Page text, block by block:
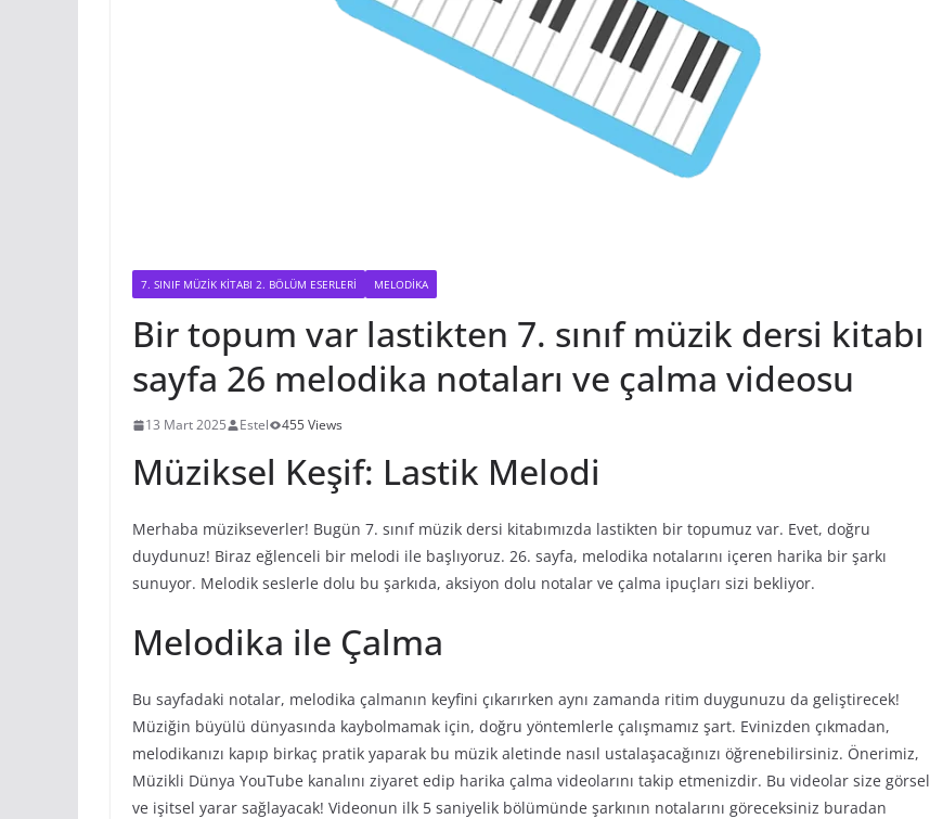
7. SINIF MÜZIK KITABI 2. BÖLÜM ESERLERI MELODIKA
Bir topum var lastikten 7. sınıf müzik dersi kitabı
sayfa 26 melodika notaları ve çalma videosu
13 Mart 2025 Estel 455 Views
Müziksel Keşif: Lastik Melodi
Merhaba müzikseverler! Bugün 7. sınıf müzik dersi kitabımızda lastikten bir topumuz var. Evet, doğru
duydunuz! Biraz eğlenceli bir melodi ile başlıyoruz. 26. sayfa, melodika notalarını içeren harika bir şarkı
sunuyor. Melodik seslerle dolu bu şarkıda, aksiyon dolu notalar ve çalma ipuçları sizi bekliyor.
Melodika ile Çalma
Bu sayfadaki notalar, melodika çalmanın keyfini çıkarırken aynı zamanda ritim duygunuzu da geliştirecek!
Müziğin büyülü dünyasında kaybolmamak için, doğru yöntemlerle çalışmamız şart. Evinizden çıkmadan,
melodikanızı kapıp birkaç pratik yaparak bu müzik aletinde nasıl ustalaşacağınızı öğrenebilirsiniz. Önerimiz,
Müzikli Dünya YouTube kanalını ziyaret edip harika çalma videolarını takip etmenizdir. Bu videolar size görsel
ve işitsel yarar sağlayacak! Videonun ilk 5 saniyelik bölümünde şarkının notalarını göreceksiniz buradan